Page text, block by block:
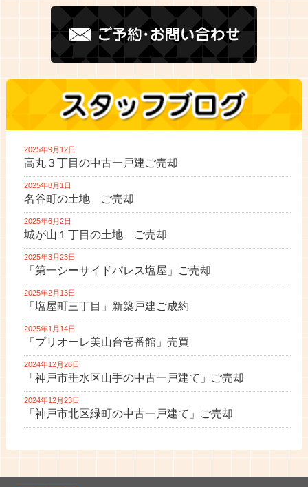
2025年9月12日
高丸３丁目の中古一戸建ご売却
2025年8月1日
名谷町の土地 ご売却
2025年6月2日
城が山１丁目の土地 ご売却
2025年3月23日
「第一シーサイドパレス塩屋」ご売却
2025年2月13日
「塩屋町三丁目」新築戸建ご成約
2025年1月14日
「プリオーレ美山台壱番館」売買
2024年12月26日
「神戸市垂水区山手の中古一戸建て」ご売却
2024年12月23日
「神戸市北区緑町の中古一戸建て」ご売却